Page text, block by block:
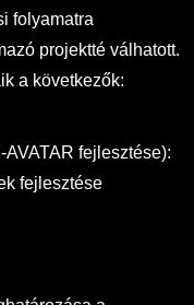
folyamatra
projektté válhatott.
a következők:
fejlesztése):
fejlesztése